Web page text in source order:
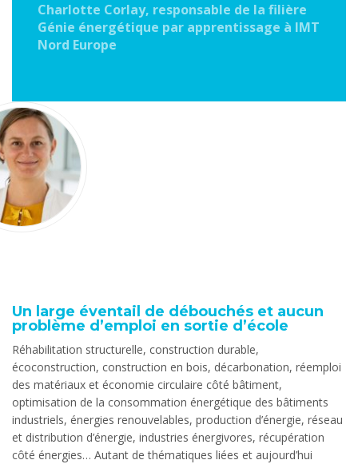
Charlotte Corlay, responsable de la filière
Génie énergétique par apprentissage à IMT
Nord Europe
Un large éventail de débouchés et aucun
problème d’emploi en sortie d’école
Réhabilitation structurelle, construction durable,
écoconstruction, construction en bois, décarbonation, réemploi
des matériaux et économie circulaire côté bâtiment,
optimisation de la consommation énergétique des bâtiments
industriels, énergies renouvelables, production d’énergie, réseau
et distribution d’énergie, industries énergivores, récupération
côté énergies… Autant de thématiques liées et aujourd’hui